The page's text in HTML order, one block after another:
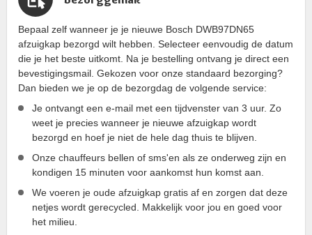
Bepaal zelf wanneer je je nieuwe Bosch DWB97DN65
afzuigkap bezorgd wilt hebben. Selecteer eenvoudig de datum
die je het beste uitkomt. Na je bestelling ontvang je direct een
bevestigingsmail. Gekozen voor onze standaard bezorging?
Dan bieden we je op de bezorgdag de volgende service:
Je ontvangt een e-mail met een tijdvenster van 3 uur. Zo
weet je precies wanneer je nieuwe afzuigkap wordt
bezorgd en hoef je niet de hele dag thuis te blijven.
Onze chauffeurs bellen of sms'en als ze onderweg zijn en
kondigen 15 minuten voor aankomst hun komst aan.
We voeren je oude afzuigkap gratis af en zorgen dat deze
netjes wordt gerecycled. Makkelijk voor jou en goed voor
het milieu.